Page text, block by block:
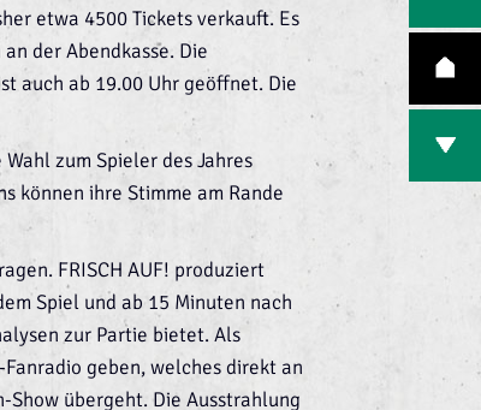
etwa 4500 Tickets verkauft. Es
der Abendkasse. Die
auch ab 19.00 Uhr geöffnet. Die
zum Spieler des Jahres
können ihre Stimme am Rande
FRISCH AUF! produziert
Spiel und ab 15 Minuten nach
zur Partie bietet. Als
geben, welches direkt an
Show übergeht. Die Ausstrahlung